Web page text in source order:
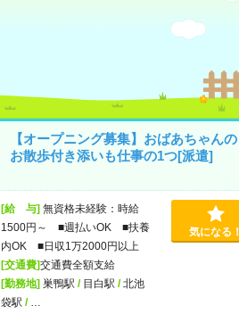
【オープニング募集】おばあちゃんの
お散歩付き添いも仕事の1つ[派遣]
[給 与]無資格未経験：時給
1500円～ ■週払いOK ■扶養
内OK ■日収1万2000円以上
[交通費]交通費全額支給
[勤務地]巣鴨駅 / 目白駅 /北池
袋駅 /
気になる！